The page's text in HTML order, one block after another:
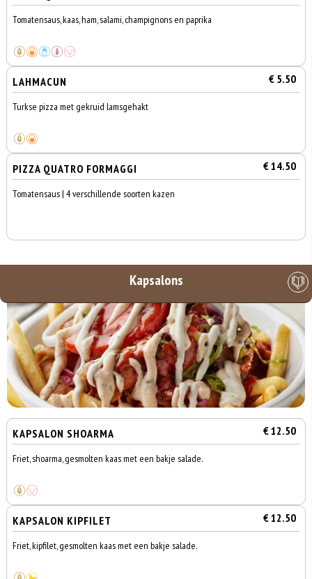
Tomatensaus, kaas, ham, salami, champignons en paprika
LAHMACUN € 5.50
Turkse pizza met gekruid lamsgehakt
PIZZA QUATRO FORMAGGI € 14.50
Tomatensaus | 4 verschillende soorten kazen
Kapsalons
KAPSALON SHOARMA € 12.50
Friet, shoarma, gesmolten kaas met een bakje salade.
KAPSALON KIPFILET € 12.50
Friet, kipfilet, gesmolten kaas met een bakje salade.